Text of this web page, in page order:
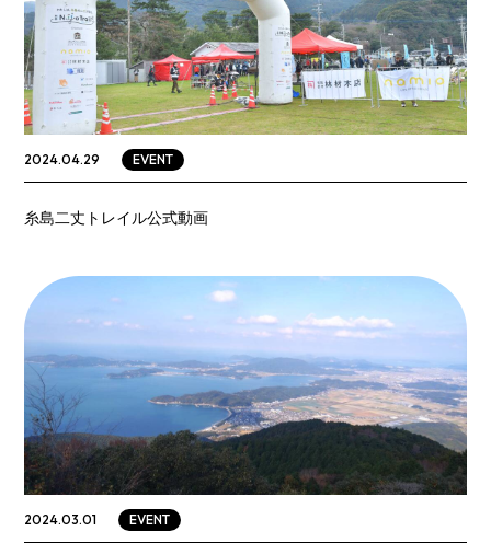
2024.04.29 EVENT
糸島二丈トレイル公式動画
2024.03.01 EVENT